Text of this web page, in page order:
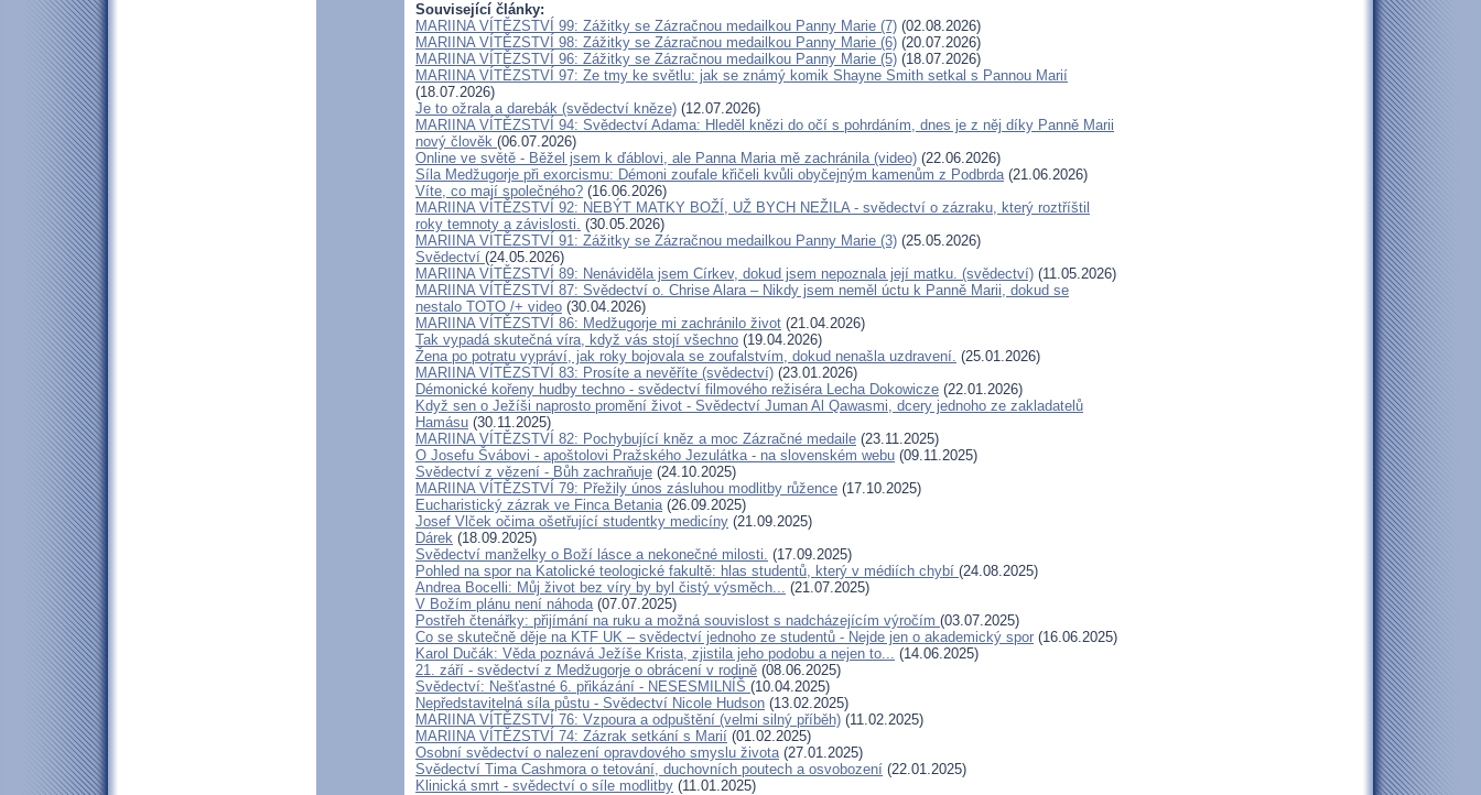
Související články:
MARIINA VÍTĚZSTVÍ 99: Zážitky se Zázračnou medailkou Panny Marie (7) (02.08.2026)
MARIINA VÍTĚZSTVÍ 98: Zážitky se Zázračnou medailkou Panny Marie (6) (20.07.2026)
MARIINA VÍTĚZSTVÍ 96: Zážitky se Zázračnou medailkou Panny Marie (5) (18.07.2026)
MARIINA VÍTĚZSTVÍ 97: Ze tmy ke světlu: jak se známý komik Shayne Smith setkal s Pannou Marií
(18.07.2026)
Je to ožrala a darebák (svědectví kněze) (12.07.2026)
MARIINA VÍTĚZSTVÍ 94: Svědectví Adama: Hleděl knězi do očí s pohrdáním, dnes je z něj díky Panně Marii
nový člověk (06.07.2026)
Online ve světě - Běžel jsem k ďáblovi, ale Panna Maria mě zachránila (video) (22.06.2026)
Síla Medžugorje při exorcismu: Démoni zoufale křičeli kvůli obyčejným kamenům z Podbrda(21.06.2026)
Víte, co mají společného? (16.06.2026)
MARIINA VÍTĚZSTVÍ 92: NEBÝT MATKY BOŽÍ, UŽ BYCH NEŽILA - svědectví o zázraku, který roztříštil
roky temnoty a závislosti. (30.05.2026)
MARIINA VÍTĚZSTVÍ 91: Zážitky se Zázračnou medailkou Panny Marie (3) (25.05.2026)
Svědectví (24.05.2026)
MARIINA VÍTĚZSTVÍ 89: Nenáviděla jsem Církev, dokud jsem nepoznala její matku. (svědectví) (11.05.2026)
MARIINA VÍTĚZSTVÍ 87: Svědectví o. Chrise Alara – Nikdy jsem neměl úctu k Panně Marii, dokud se
nestalo TOTO /+ video (30.04.2026)
MARIINA VÍTĚZSTVÍ 86: Medžugorje mi zachránilo život (21.04.2026)
Tak vypadá skutečná víra, když vás stojí všechno (19.04.2026)
Žena po potratu vypráví, jak roky bojovala se zoufalstvím, dokud nenašla uzdravení. (25.01.2026)
MARIINA VÍTĚZSTVÍ 83: Prosíte a nevěříte (svědectví) (23.01.2026)
Démonické kořeny hudby techno - svědectví filmového režiséra Lecha Dokowicze (22.01.2026)
Když sen o Ježíši naprosto promění život - Svědectví Juman Al Qawasmi, dcery jednoho ze zakladatelů
Hamásu (30.11.2025)
MARIINA VÍTĚZSTVÍ 82: Pochybující kněz a moc Zázračné medaile (23.11.2025)
O Josefu Švábovi - apoštolovi Pražského Jezulátka - na slovenském webu (09.11.2025)
Svědectví z vězení - Bůh zachraňuje (24.10.2025)
MARIINA VÍTĚZSTVÍ 79: Přežily únos zásluhou modlitby růžence (17.10.2025)
Eucharistický zázrak ve Finca Betania(26.09.2025)
Josef Vlček očima ošetřující studentky medicíny (21.09.2025)
Dárek (18.09.2025)
Svědectví manželky o Boží lásce a nekonečné milosti. (17.09.2025)
Pohled na spor na Katolické teologické fakultě: hlas studentů, který v médiích chybí (24.08.2025)
Andrea Bocelli: Můj život bez víry by byl čistý výsměch... (21.07.2025)
V Božím plánu není náhoda(07.07.2025)
Postřeh čtenářky: přijímání na ruku a možná souvislost s nadcházejícím výročím (03.07.2025)
Co se skutečně děje na KTF UK – svědectví jednoho ze studentů - Nejde jen o akademický spor (16.06.2025)
Karol Dučák: Věda poznává Ježíše Krista, zjistila jeho podobu a nejen to... (14.06.2025)
21. září - svědectví z Medžugorje o obrácení v rodině (08.06.2025)
Svědectví: Nešťastné 6. přikázání - NESESMILNÍŠ (10.04.2025)
Nepředstavitelná síla půstu - Svědectví Nicole Hudson (13.02.2025)
MARIINA VÍTĚZSTVÍ 76: Vzpoura a odpuštění (velmi silný příběh) (11.02.2025)
MARIINA VÍTĚZSTVÍ 74: Zázrak setkání s Marií (01.02.2025)
Osobní svědectví o nalezení opravdového smyslu života(27.01.2025)
Svědectví Tima Cashmora o tetování, duchovních poutech a osvobození (22.01.2025)
Klinická smrt - svědectví o síle modlitby (11.01.2025)